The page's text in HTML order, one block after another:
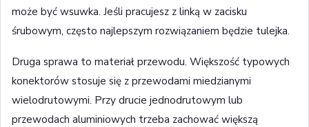
może być wsuwka. Jeśli pracujesz z linką w zacisku
śrubowym, często najlepszym rozwiązaniem będzie tulejka.
Druga sprawa to materiał przewodu. Większość typowych
konektorów stosuje się z przewodami miedzianymi
wielodrutowymi. Przy drucie jednodrutowym lub
przewodach aluminiowych trzeba zachować większą